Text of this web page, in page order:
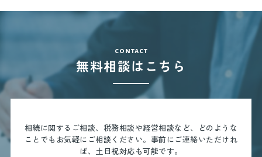
contact
無料相談はこちら
相続に関するご相談、税務相談や経営相談など、どのような
ことでもお気軽にご相談ください。 事前にご連絡いただけれ
ば、土日祝対応も可能です。